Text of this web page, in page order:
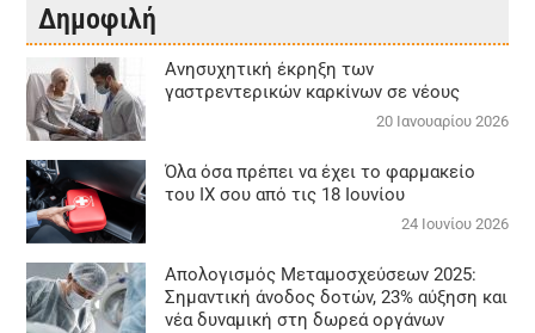
Δημοφιλή
Aνησυχητική έκρηξη των
γαστρεντερικών καρκίνων σε νέους
20 Ιανουαρίου 2026
Όλα όσα πρέπει να έχει το φαρμακείο
του ΙΧ σου από τις 18 Ιουνίου
24 Ιουνίου 2026
Απολογισμός Μεταμοσχεύσεων 2025:
Σημαντική άνοδος δοτών, 23% αύξηση και
νέα δυναμική στη δωρεά οργάνων